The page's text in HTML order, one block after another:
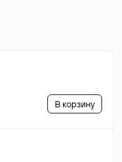
В корзину